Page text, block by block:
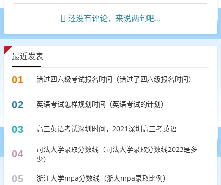
还没有评论，来说两句吧...
最近发表
01 错过四六级考试报名时间（错过了四六级报名时间）
02 英语考试怎样规划时间（英语考试的计划）
03 高三英语考试深圳时间，2021深圳高三考英语
04
司法大学录取分数线（司法大学录取分数线2023是多
少）
05 浙江大学mpa分数线（浙大mpa录取比例）